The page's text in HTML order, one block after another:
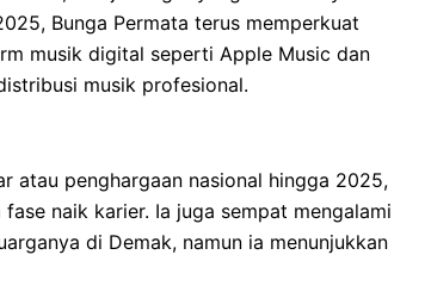
Bunga Permata terus memperkuat
musik digital seperti Apple Music dan
musik profesional.
atau penghargaan nasional hingga 2025,
naik karier. Ia juga sempat mengalami
di Demak, namun ia menunjukkan